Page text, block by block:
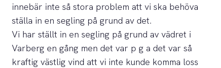
innebär inte så stora problem att vi ska behöva
ställa in en segling på grund av det.
Vi har ställt in en segling på grund av vädret i
Varberg en gång men det var p g a det var så
kraftig västlig vind att vi inte kunde komma loss